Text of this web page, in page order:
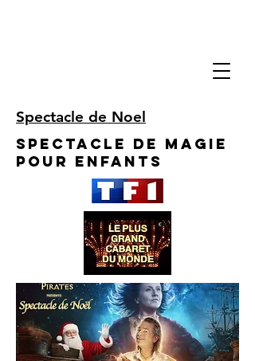
Spectacle de Noel
Spectacle de Magie
pour enfants